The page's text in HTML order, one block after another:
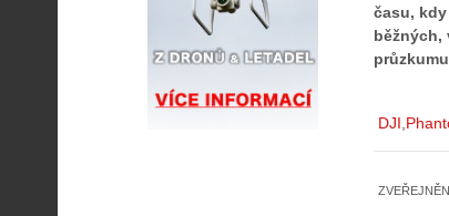
času,
běžných,
DJI